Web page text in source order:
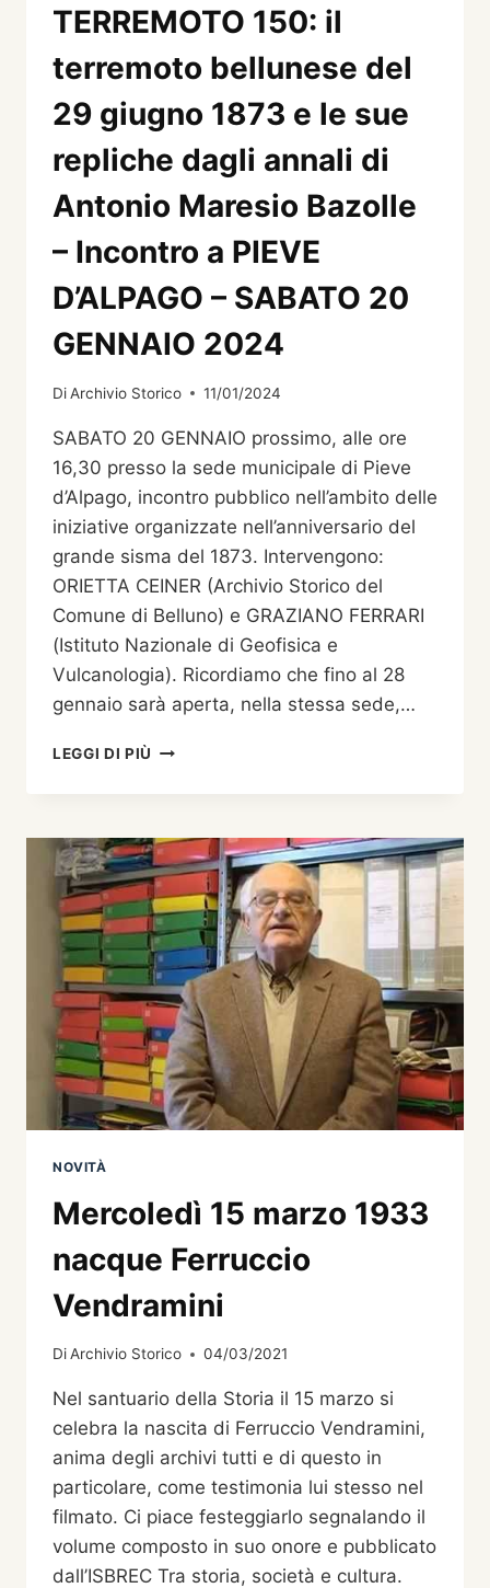
E
LE
SUE
REPLICHE
ANNALI
ANTONIO
MARESIO
BAZOLLE
MATERIALI
E
APPROFONDIMENTI
TERREMOTO 150: il
terremoto bellunese del
29 giugno 1873 e le sue
repliche dagli annali di
Antonio Maresio Bazolle
– Incontro a PIEVE
D’ALPAGO – SABATO 20
GENNAIO 2024
DiArchivio Storico 11/01/2024
SABATO 20 GENNAIO prossimo, alle ore
16,30 presso la sede municipale di Pieve
d’Alpago, incontro pubblico nell’ambito delle
iniziative organizzate nell’anniversario del
grande sisma del 1873. Intervengono:
ORIETTA CEINER (Archivio Storico del
Comune di Belluno) e GRAZIANO FERRARI
(Istituto Nazionale di Geofisica e
Vulcanologia). Ricordiamo che fino al 28
gennaio sarà aperta, nella stessa sede,…
LEGGI DI PIÙ TERREMOTO
BELLUNESE
DEL
29
GIUGNO
1873
E
LE
SUE
REPLICHE
DAGLI
ANNALI
DI
ANTONIO
INCONTRO
PIEVE
D’ALPAGO
–
20
2024
NOVITÀ
Mercoledì 15 marzo 1933
nacque Ferruccio
Vendramini
DiArchivio Storico 04/03/2021
Nel santuario della Storia il 15 marzo si
celebra la nascita di Ferruccio Vendramini,
anima degli archivi tutti e di questo in
particolare, come testimonia lui stesso nel
filmato. Ci piace festeggiarlo segnalando il
volume composto in suo onore e pubblicato
dall’ISBREC Tra storia, società e cultura.